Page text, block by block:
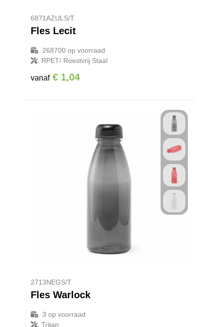
6871AZULS/T
Fles Lecit
268700op voorraad
RPET/ Roestvrij Staal
vanaf € 1,04
2713NEGS/T
Fles Warlock
3 op voorraad
Tritan